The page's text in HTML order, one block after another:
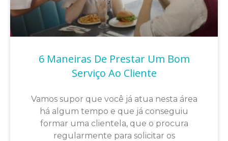
6 Maneiras De Prestar Um Bom
Serviço Ao Cliente
Vamos supor que você já atua nesta área
há algum tempo e que já conseguiu
formar uma clientela, que o procura
regularmente para solicitar os